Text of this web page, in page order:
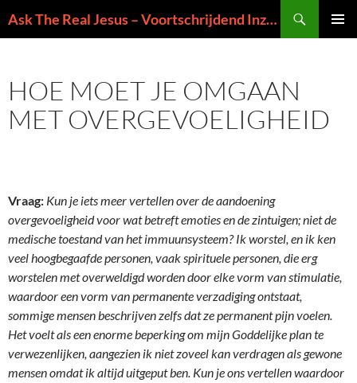
naar
Ask The Real Jesus – Voortschrijdend Inzicht in de Zin van het Leven
HOE MOET JE OMGAAN
MET OVERGEVOELIGHEID
Vraag: Kun je iets meer vertellen over de aandoening
overgevoeligheid voor wat betreft emoties en de zintuigen; niet de
medische toestand van het immuunsysteem? Ik worstel, en ik ken
veel hoogbegaafde personen, vaak spirituele personen, die erg
worstelen met overweldigd worden door elke vorm van stimulatie,
waardoor een vorm van permanente verzadiging ontstaat,
sommige mensen beschrijven zelfs dat ze permanent pijn voelen.
Het voelt als een enorme beperking om mijn Goddelijke plan te
verwezenlijken, aangezien ik niet zoveel kan verdragen als gewone
mensen omdat ik altijd uitgeput ben. Kun je ons vertellen waardoor